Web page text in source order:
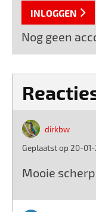
INLOGGEN
Nog geen
dirkbw
Geplaatst op 20-
Mooie